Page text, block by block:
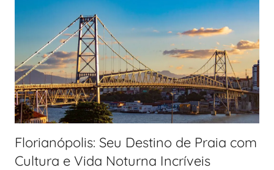
Florianópolis: Seu Destino de Praia com
Cultura e Vida Noturna Incríveis